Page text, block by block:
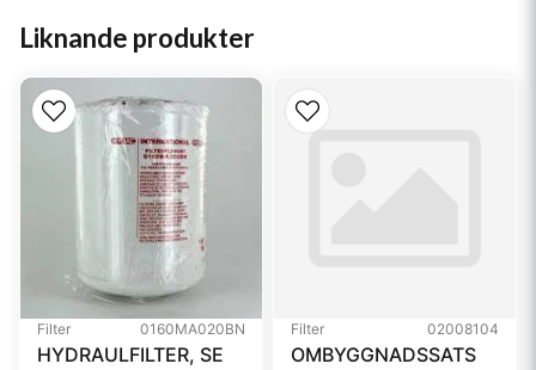
Liknande produkter
Filter 0160MA020BN
HYDRAULFILTER, SE
Filter 02008104
OMBYGGNADSSATS